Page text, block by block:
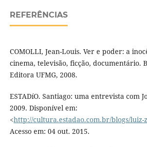
REFERÊNCIAS
COMOLLI, Jean-Louis. Ver e poder: a
cinema, televisão, ficção, documentário.
Editora UFMG, 2008.
ESTADíO. Santiago: uma entrevista com
2009. Disponí­vel em:
<http://cultura.estadao.com.br/blogs/luiz-
Acesso em: 04 out. 2015.